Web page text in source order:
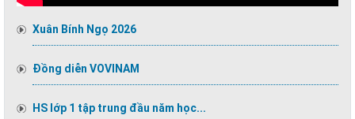
Xuân Bính Ngọ 2026
Đồng diễn VOVINAM
HS lớp 1 tập trung đầu năm học...